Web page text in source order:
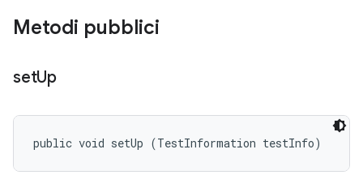
Metodi pubblici
setUp
public void setUp (TestInformation testInfo)